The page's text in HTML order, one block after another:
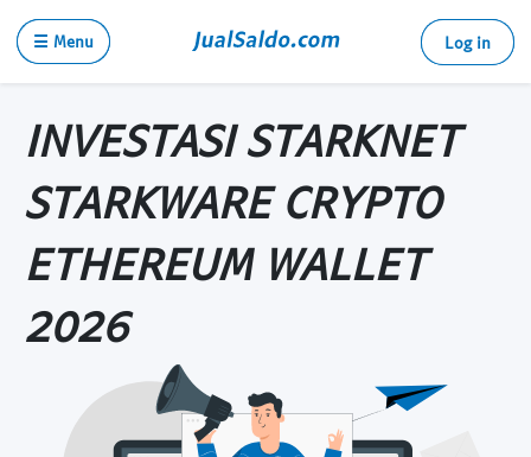
☰ Menu Log in
INVESTASI STARKNET
STARKWARE CRYPTO
ETHEREUM WALLET
2026